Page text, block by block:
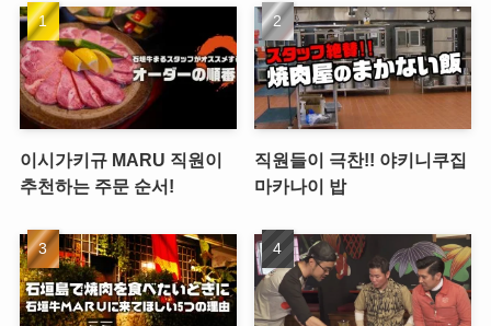
이시가키규 MARU 직원이
추천하는 주문 순서!
직원들이 극찬!! 야키니쿠집
마카나이 밥